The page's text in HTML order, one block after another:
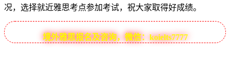
况，选择就近雅思考点参加考试，祝大家取得好成绩。
境外雅思报名及咨询，微信：koielts7777